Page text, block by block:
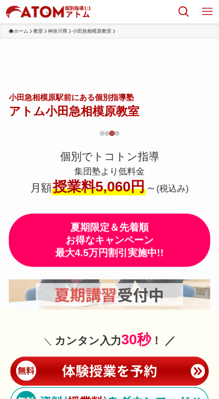
ホーム 教室 神奈川県 小田急相模原教室
小田急相模原駅前にある個別指導塾
アトム小田急相模原教室
個別でトコトン指導
集団塾より低料金
月額授業料5,060円 ～ (税込み)
夏期限定＆先着順
お得なキャンペーン
最大4.5万円割引実施中!!
＼ カンタン入力30秒！ ／